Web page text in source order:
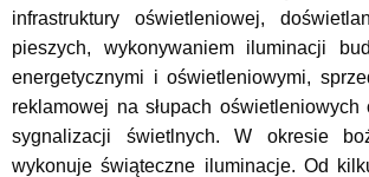
infrastruktury oświetleniowej,
pieszych, wykonywaniem iluminacji
energetycznymi i oświetleniowymi,
reklamowej na słupach oświetleniowych
sygnalizacji świetlnych. W okresie
wykonuje świąteczne iluminacje. Od